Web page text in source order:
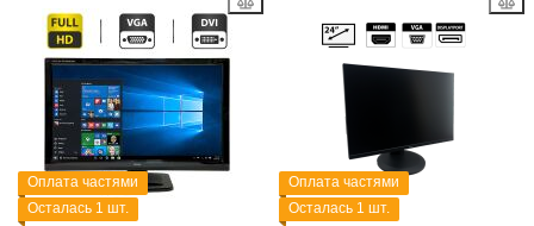
Оплата частями
Осталась 1 шт.
Оплата частями
Осталась 1 шт.